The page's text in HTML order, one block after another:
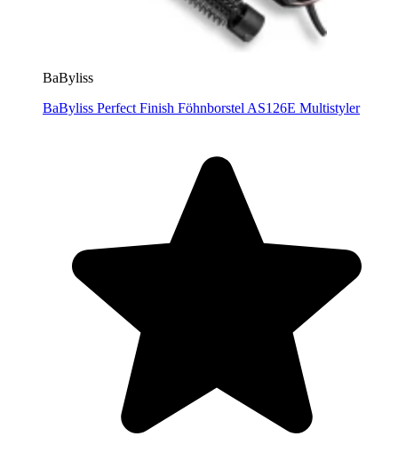
BaByliss
BaByliss Perfect Finish Föhnborstel AS126E Multistyler